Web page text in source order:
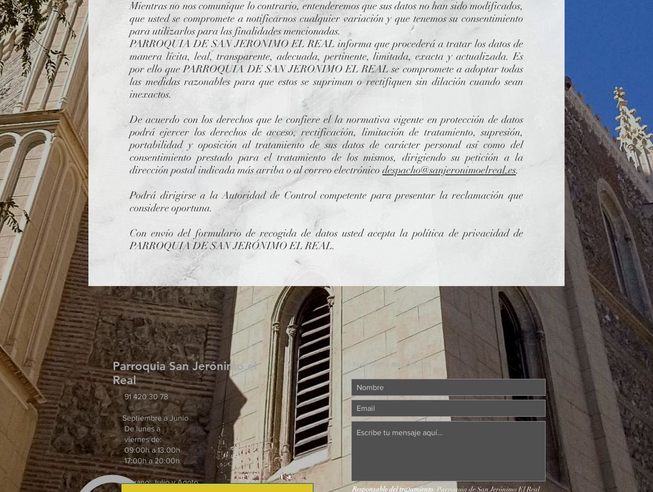
Mientras no nos comunique lo contrario, entenderemos que sus datos no han sido modificados,
que usted se compromete a notificarnos cualquier variación y que tenemos su consentimiento
para utilizarlos para las finalidades mencionadas.
PARROQUIA DE SAN JERONIMO EL REAL informa que procederá a tratar los datos de
manera lícita, leal, transparente, adecuada, pertinente, limitada, exacta y actualizada. Es
por ello que PARROQUIA DE SAN JERONIMO EL REAL se compromete a adoptar todas
las medidas razonables para que estos se supriman o rectifiquen sin dilación cuando sean
inexactos.
De acuerdo con los derechos que le confiere el la normativa vigente en protección de datos
podrá ejercer los derechos de acceso, rectificación, limitación de tratamiento, supresión,
portabilidad y oposición al tratamiento de sus datos de carácter personal así como del
consentimiento prestado para el tratamiento de los mismos, dirigiendo su petición a la
dirección postal indicada más arriba o al correo electrónico despacho@sanjeronimoelreal.es.
Podrá dirigirse a la Autoridad de Control competente para presentar la reclamación que
considere oportuna.
Con envío del formulario de recogida de datos usted acepta la política de privacidad de
PARROQUIA DE SAN JERÓNIMO EL REAL.
Parroquia San Jerónimo el
Real
91 420 30 78
Septiembre a Junio
De lunes a
viernes de:
09:00h a 13:00h
17:00h a 20:00h
Verano: Julio y Agoto
Formulario de contacto
Responsable del tratamiento: Parroquia de San Jerónimo El Real